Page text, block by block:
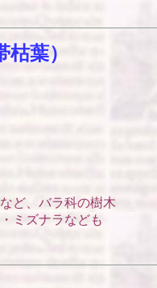
葉）
ど、バラ科の樹木
ミズナラなども